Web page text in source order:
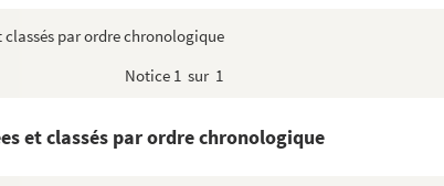
classés par ordre chronologique
Notice 1 sur 1
et classés par ordre chronologique